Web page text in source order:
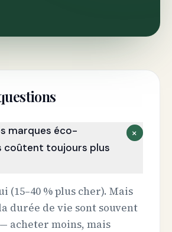
marques éco-
coûtent toujours plus
+
(15–40 % plus cher). Mais
durée de vie sont souvent
acheter moins, mais